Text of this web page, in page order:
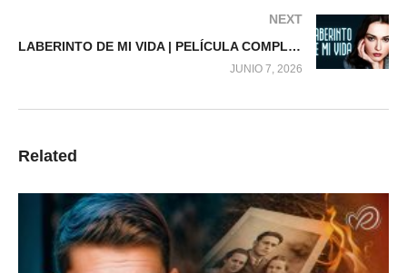
NEXT
LABERINTO DE MI VIDA | PELÍCULA COMPLETA
JUNIO 7, 2026
Related